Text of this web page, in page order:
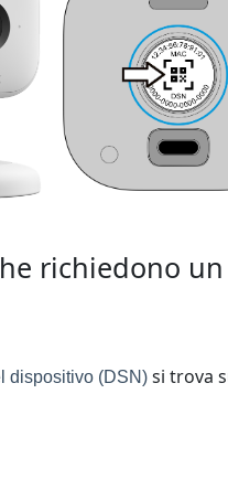
richiedono un
dispositivo (DSN) si trova